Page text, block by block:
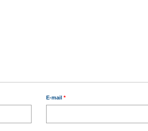
E-mail*